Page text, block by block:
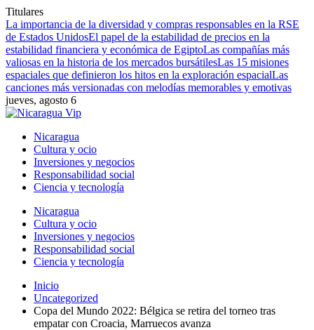
Titulares
La importancia de la diversidad y compras responsables en la RSE
de Estados UnidosEl papel de la estabilidad de precios en la
estabilidad financiera y económica de EgiptoLas compañías más
valiosas en la historia de los mercados bursátilesLas 15 misiones
espaciales que definieron los hitos en la exploración espacialLas
canciones más versionadas con melodías memorables y emotivas
jueves, agosto 6
Nicaragua
Cultura y ocio
Inversiones y negocios
Responsabilidad social
Ciencia y tecnología
Nicaragua
Cultura y ocio
Inversiones y negocios
Responsabilidad social
Ciencia y tecnología
Inicio
Uncategorized
Copa del Mundo 2022: Bélgica se retira del torneo tras
empatar con Croacia, Marruecos avanza